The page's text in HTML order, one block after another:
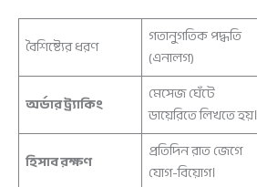
বৈশিষ্ট্যের ধরণ
গতানুগতিক পদ্ধতি
(এনালগ)
অর্ডার ট্র্যাকিং
মেসেজ ঘেঁটে
ডায়েরিতে লিখতে হয়।
হিসাব রক্ষণ
প্রতিদিন রাত জেগে
যোগ-বিয়োগ।